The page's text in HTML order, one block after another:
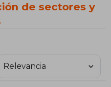
de sectores y